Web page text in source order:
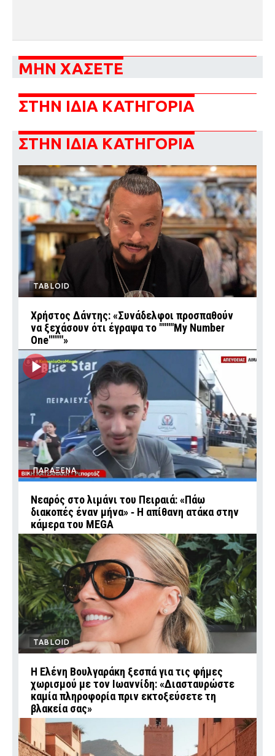
ΜΗΝ ΧΑΣΕΤΕ
ΣΤΗΝ ΙΔΙΑ ΚΑΤΗΓΟΡΙΑ
ΣΤΗΝ ΙΔΙΑ ΚΑΤΗΓΟΡΙΑ
TABLOID
Χρήστος Δάντης: «Συνάδελφοι προσπαθούν
να ξεχάσουν ότι έγραψα το """"My Number
One""""»
ΠΑΡΑΞΕΝΑ
Νεαρός στο λιμάνι του Πειραιά: «Πάω
διακοπές έναν μήνα» ‑ Η απίθανη ατάκα στην
κάμερα του MEGA
TABLOID
Η Ελένη Βουλγαράκη ξεσπά για τις φήμες
χωρισμού με τον Ιωαννίδη: «Διασταυρώστε
καμία πληροφορία πριν εκτοξεύσετε τη
βλακεία σας»